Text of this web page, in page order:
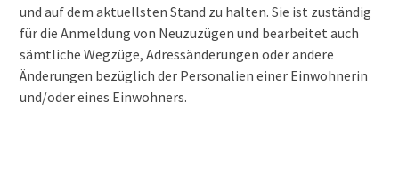
und auf dem aktuellsten Stand zu halten. Sie ist zuständig
für die Anmeldung von Neuzuzügen und bearbeitet auch
sämtliche Wegzüge, Adressänderungen oder andere
Änderungen bezüglich der Personalien einer Einwohnerin
und/oder eines Einwohners.